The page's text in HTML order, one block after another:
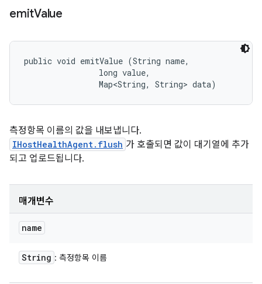
emitValue
public void emitValue (String name,
                long value,
                Map<String, String> data)
측정항목 이름의 값을 내보냅니다.
IHostHealthAgent.flush 가 호출되면 값이 대기열에 추가
되고 업로드됩니다.
매개변수
name
String : 측정항목 이름